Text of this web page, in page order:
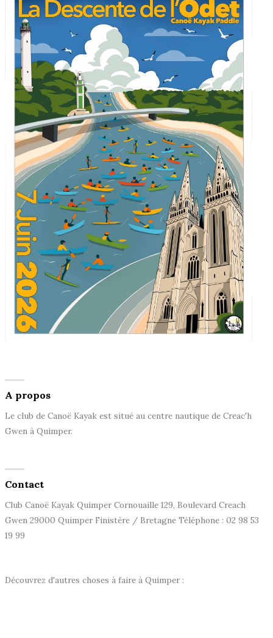
A propos
Le club de Canoë Kayak est situé au centre nautique de Creac'h
Gwen à Quimper.
Contact
Club Canoë Kayak Quimper Cornouaille 129, Boulevard Creach
Gwen 29000 Quimper Finistère / Bretagne Téléphone : 02 98 53
19 99
Découvrez d'autres choses à faire à Quimper :